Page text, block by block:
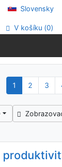
Slovensky
V košíku (0)
1 2 3